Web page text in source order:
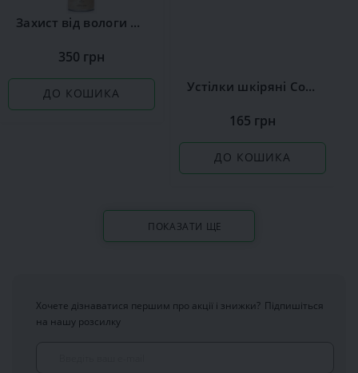
Захист від вологи Сoccine
350 грн
ДО КОШИКА Устілки шкіряні Coccine Leather on Latex
165 грн
ДО КОШИКА
ПОКАЗАТИ ЩЕ
Хочете дізнаватися першим про акції і знижки? Підпишіться
на нашу розсилку